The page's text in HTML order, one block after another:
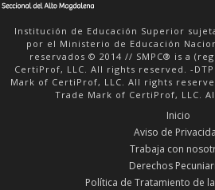
Institución de Educación Superior
por el Ministerio de Educación
reservados © 2014 // SMPC® is a
CertiProf, LLC. All rights reserved. -
Mark of CertiProf, LLC. All rights
Trade Mark of CertiProf, LLC.
Inicio
Aviso de
Trabaja con
Derechos
Política de Tratamiento de